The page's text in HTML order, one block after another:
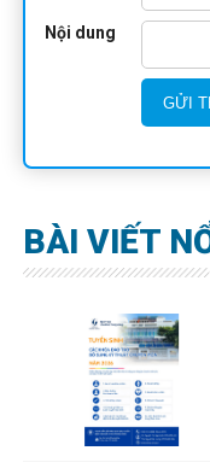
Nội dung
GỬI
BÀI VIẾT